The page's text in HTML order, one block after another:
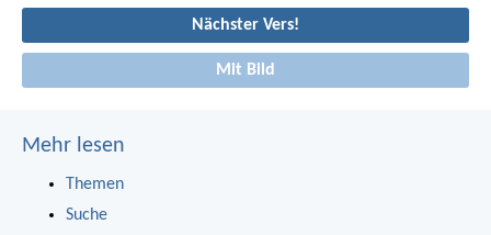
Nächster Vers!
Mit Bild
Mehr lesen
Themen
Suche